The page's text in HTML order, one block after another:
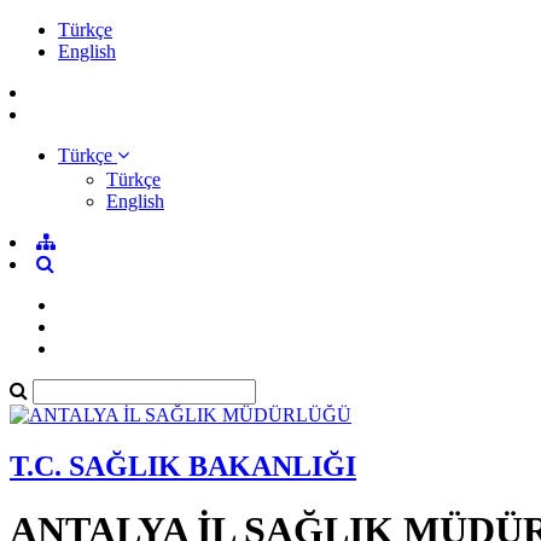
Türkçe
English
Türkçe
Türkçe
English
T.C. SAĞLIK BAKANLIĞI
ANTALYA İL SAĞLIK